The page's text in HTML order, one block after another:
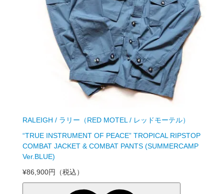
RALEIGH / ラリー（RED MOTEL / レッドモーテル）
“TRUE INSTRUMENT OF PEACE” TROPICAL RIPSTOP
COMBAT JACKET & COMBAT PANTS (SUMMERCAMP
Ver.BLUE)
¥86,900円
（税込）